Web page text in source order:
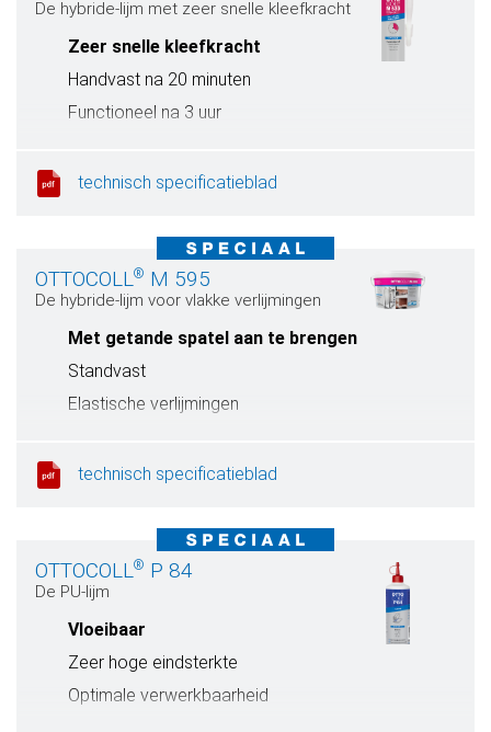
De hybride-lijm met zeer snelle kleefkracht
Zeer snelle kleefkracht
Handvast na 20 minuten
Functioneel na 3 uur
technisch specificatieblad
OTTOCOLL® M 595
De hybride-lijm voor vlakke verlijmingen
Met getande spatel aan te brengen
Standvast
Elastische verlijmingen
technisch specificatieblad
OTTOCOLL® P 84
De PU-lijm
Vloeibaar
Zeer hoge eindsterkte
Optimale verwerkbaarheid